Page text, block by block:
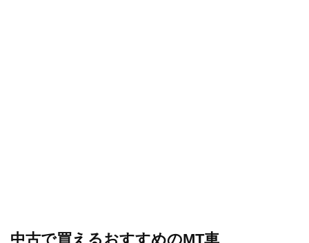
中古で買えるおすすめのMT車